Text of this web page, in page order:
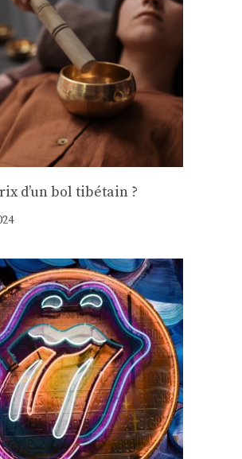
d’un bol tibétain ?